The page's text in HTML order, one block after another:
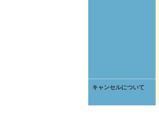
キャンセルについて